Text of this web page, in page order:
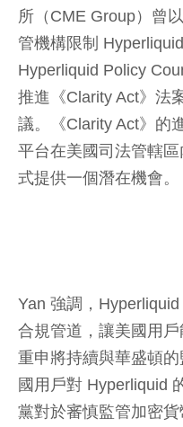
所（CME Group）曾
管機構限制
Hyperliquid Policy
推進《Clarity Act》法
議。《Clarity Act》的
平台在美國司法管轄
式提供一個潛在機會。
Yan 強調，
合規管道，讓美國用
重申將持續與華盛頓
國用戶對 Hyperliquid
黨對於審慎監管加密貨